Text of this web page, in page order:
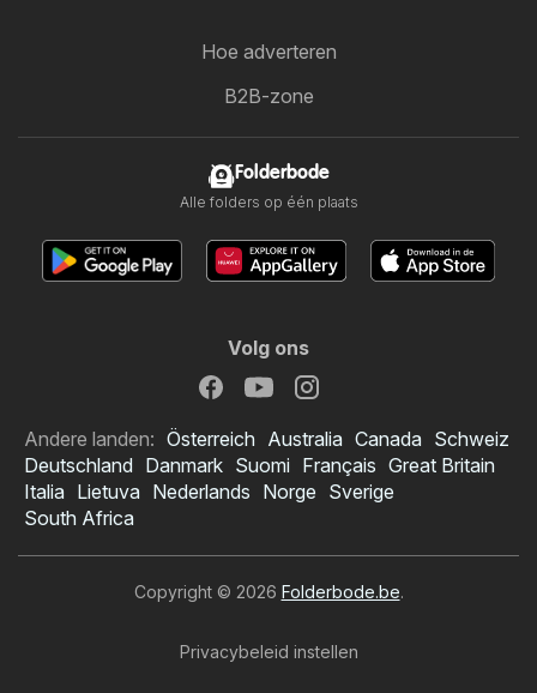
Hoe adverteren
B2B-zone
Folderbode
Alle folders op één plaats
Volg ons
Andere landen: Österreich Australia Canada Schweiz
Deutschland Danmark Suomi Français Great Britain
Italia Lietuva Nederlands Norge Sverige
South Africa
Copyright © 2026 Folderbode.be.
Privacybeleid instellen